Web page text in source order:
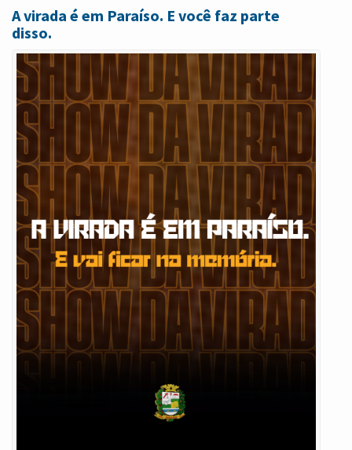
A virada é em Paraíso. E você faz parte
disso.